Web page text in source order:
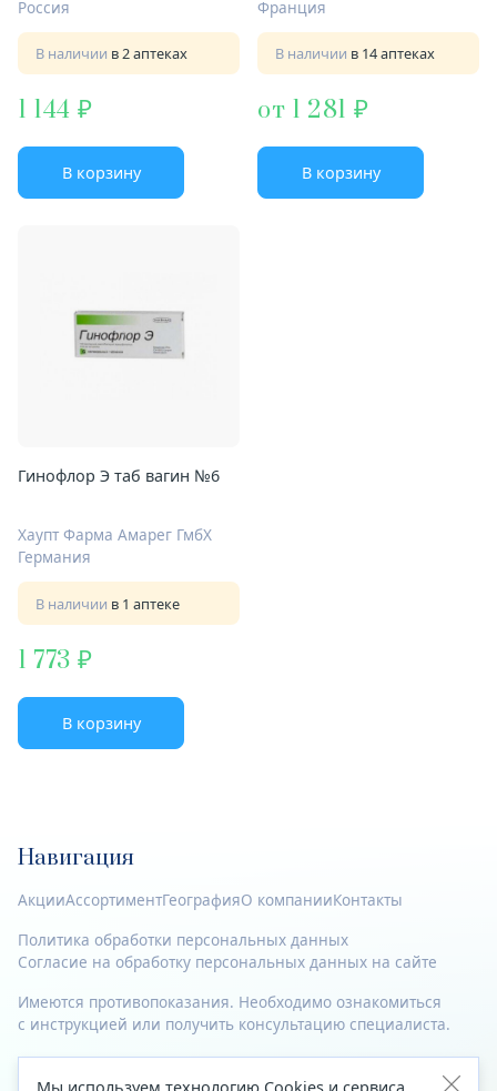
Россия
В наличии в 2 аптеках
1 144
В корзину
Франция
В наличии в 14 аптеках
от 1 281
В корзину
Гинофлор Э таб вагин №6
Хаупт Фарма Амарег ГмбХ
Германия
В наличии в 1 аптеке
1 773
В корзину
Навигация
АкцииАссортиментГеографияО компанииКонтакты
Политика обработки персональных данных
Согласие на обработку персональных данных на сайте
Имеются противопоказания. Необходимо ознакомиться
с инструкцией или получить консультацию специалиста.
© 2023—2026 Все права защищены.